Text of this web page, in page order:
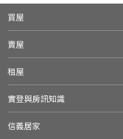
買屋
賣屋
租屋
實登與房訊知識
信義居家